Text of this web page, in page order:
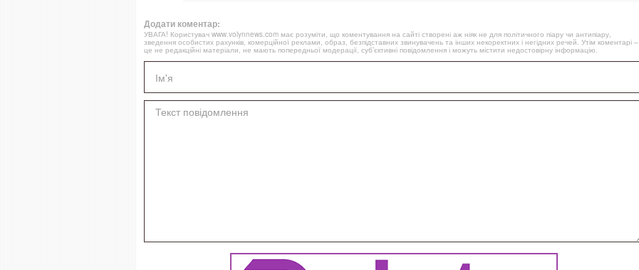
Додати коментар:
УВАГА! Користувач www.volynnews.com має розуміти, що коментування на сайті створені аж ніяк не для політичного піару чи антипіару,
зведення особистих рахунків, комерційної реклами, образ, безпідставних звинувачень та інших некоректних і негідних речей. Утім коментарі –
це не редакційні матеріали, не мають попередньої модерації, суб’єктивні повідомлення і можуть містити недостовірну інформацію.